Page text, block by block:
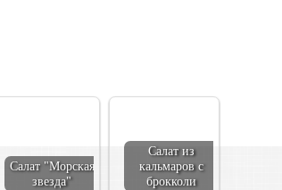
Салат "Морская
звезда"
Салат из
кальмаров с
брокколи